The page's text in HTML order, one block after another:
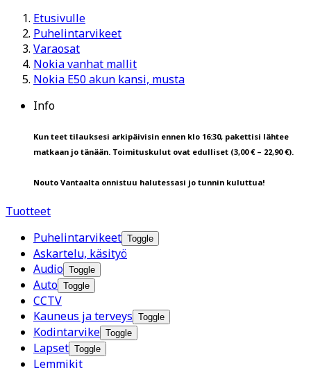
Etusivulle
Puhelintarvikeet
Varaosat
Nokia vanhat mallit
Nokia E50 akun kansi, musta
Info
Kun teet tilauksesi arkipäivisin ennen klo 16:30, pakettisi lähtee
matkaan jo tänään. Toimituskulut ovat edulliset (3,00 € – 22,90 €).
Nouto Vantaalta onnistuu halutessasi jo tunnin kuluttua!
Tuotteet
Puhelintarvikeet Toggle
Askartelu, käsityö
Audio Toggle
Auto Toggle
CCTV
Kauneus ja terveys Toggle
Kodintarvike Toggle
Lapset Toggle
Lemmikit